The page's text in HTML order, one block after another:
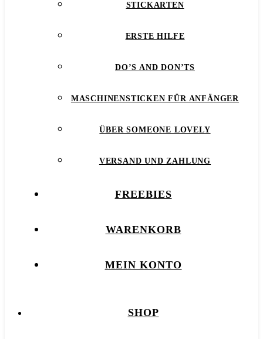
STICKARTEN
ERSTE HILFE
DO’S AND DON’TS
MASCHINENSTICKEN FÜR ANFÄNGER
ÜBER SOMEONE LOVELY
VERSAND UND ZAHLUNG
FREEBIES
WARENKORB
MEIN KONTO
SHOP